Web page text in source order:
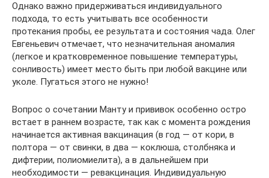
Однако важно придерживаться индивидуального
подхода, то есть учитывать все особенности
протекания пробы, ее результата и состояния чада. Олег
Евгеньевич отмечает, что незначительная аномалия
(легкое и кратковременное повышение температуры,
сонливость) имеет место быть при любой вакцине или
уколе. Пугаться этого не нужно!
Вопрос о сочетании Манту и прививок особенно остро
встает в раннем возрасте, так как с момента рождения
начинается активная вакцинация (в год — от кори, в
полтора — от свинки, в два — коклюша, столбняка и
дифтерии, полиомиелита), а в дальнейшем при
необходимости — ревакцинация. Индивидуальную